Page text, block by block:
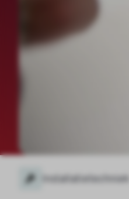
Installatietechniek